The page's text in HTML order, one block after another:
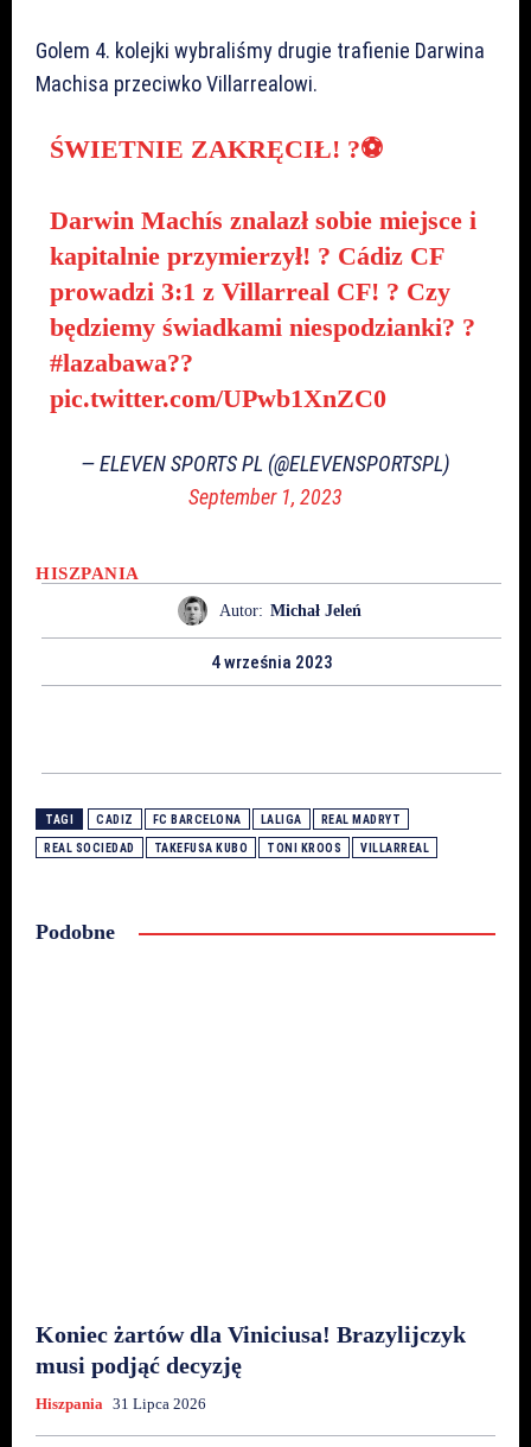
Golem 4. kolejki wybraliśmy drugie trafienie Darwina
Machisa przeciwko Villarrealowi.
ŚWIETNIE ZAKRĘCIŁ! ?⚽️
Darwin Machís znalazł sobie miejsce i
kapitalnie przymierzył! ? Cádiz CF
prowadzi 3:1 z Villarreal CF! ? Czy
będziemy świadkami niespodzianki? ?
#lazabawa??
pic.twitter.com/UPwb1XnZC0
— ELEVEN SPORTS PL (@ELEVENSPORTSPL)
September 1, 2023
HISZPANIA
Autor: Michał Jeleń
4 września 2023
TAGI CADIZ FC BARCELONA LALIGA REAL MADRYT
REAL SOCIEDAD TAKEFUSA KUBO TONI KROOS VILLARREAL
Podobne
Koniec żartów dla Viniciusa! Brazylijczyk
musi podjąć decyzję
Hiszpania 31 Lipca 2026